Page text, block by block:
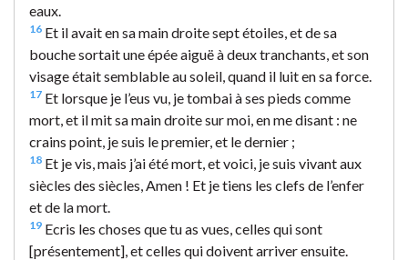
eaux.
16 Et il avait en sa main droite sept étoiles, et de sa
bouche sortait une épée aiguë à deux tranchants, et son
visage était semblable au soleil, quand il luit en sa force.
17 Et lorsque je l’eus vu, je tombai à ses pieds comme
mort, et il mit sa main droite sur moi, en me disant : ne
crains point, je suis le premier, et le dernier ;
18 Et je vis, mais j’ai été mort, et voici, je suis vivant aux
siècles des siècles, Amen ! Et je tiens les clefs de l’enfer
et de la mort.
19 Ecris les choses que tu as vues, celles qui sont
[présentement], et celles qui doivent arriver ensuite.